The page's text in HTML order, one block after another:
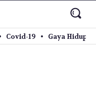
Covid-19 Gaya Hidup